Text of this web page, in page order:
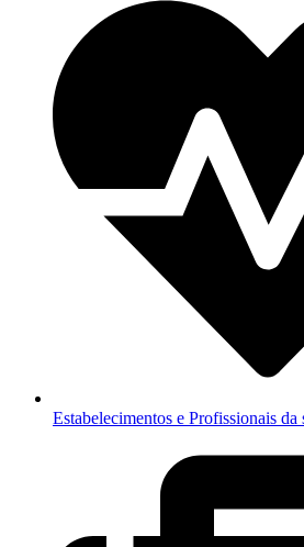
Estabelecimentos e Profissionais da